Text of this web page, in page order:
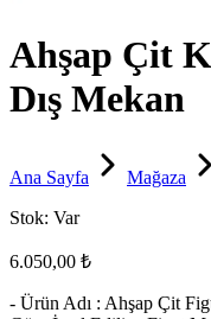
Ahşap Çit
Dış Mekan
Ana Sayfa Mağaza
Stok: Var
6.050,00 ₺
- Ürün Adı : Ahşap Çit